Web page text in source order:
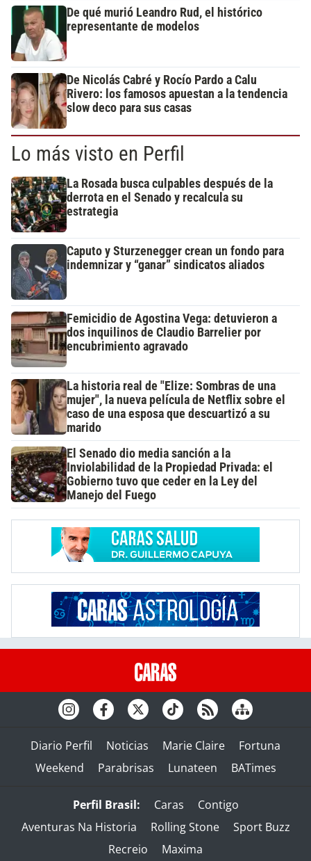
De qué murió Leandro Rud, el histórico
representante de modelos
De Nicolás Cabré y Rocío Pardo a Calu
Rivero: los famosos apuestan a la tendencia
slow deco para sus casas
Lo más visto en Perfil
La Rosada busca culpables después de la
derrota en el Senado y recalcula su
estrategia
Caputo y Sturzenegger crean un fondo para
indemnizar y “ganar” sindicatos aliados
Femicidio de Agostina Vega: detuvieron a
dos inquilinos de Claudio Barrelier por
encubrimiento agravado
La historia real de "Elize: Sombras de una
mujer", la nueva película de Netflix sobre el
caso de una esposa que descuartizó a su
marido
El Senado dio media sanción a la
Inviolabilidad de la Propiedad Privada: el
Gobierno tuvo que ceder en la Ley del
Manejo del Fuego
Diario Perfil Noticias Marie Claire
Fortuna
Weekend
Parabrisas Lunateen BATimes
Perfil Brasil: Caras
Contigo
Aventuras Na Historia
Rolling Stone
Sport Buzz
Recreio
Maxima